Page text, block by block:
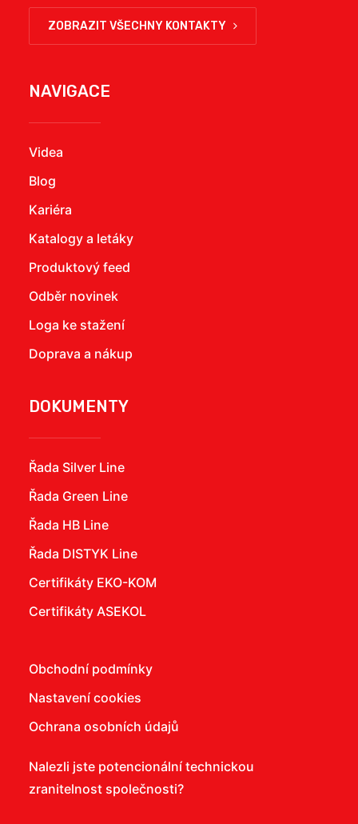
ZOBRAZIT VŠECHNY KONTAKTY
NAVIGACE
Videa
Blog
Kariéra
Katalogy a letáky
Produktový feed
Odběr novinek
Loga ke stažení
Doprava a nákup
DOKUMENTY
Řada Silver Line
Řada Green Line
Řada HB Line
Řada DISTYK Line
Certifikáty EKO-KOM
Certifikáty ASEKOL
Obchodní podmínky
Nastavení cookies
Ochrana osobních údajů
Nalezli jste potencionální technickou
zranitelnost společnosti?